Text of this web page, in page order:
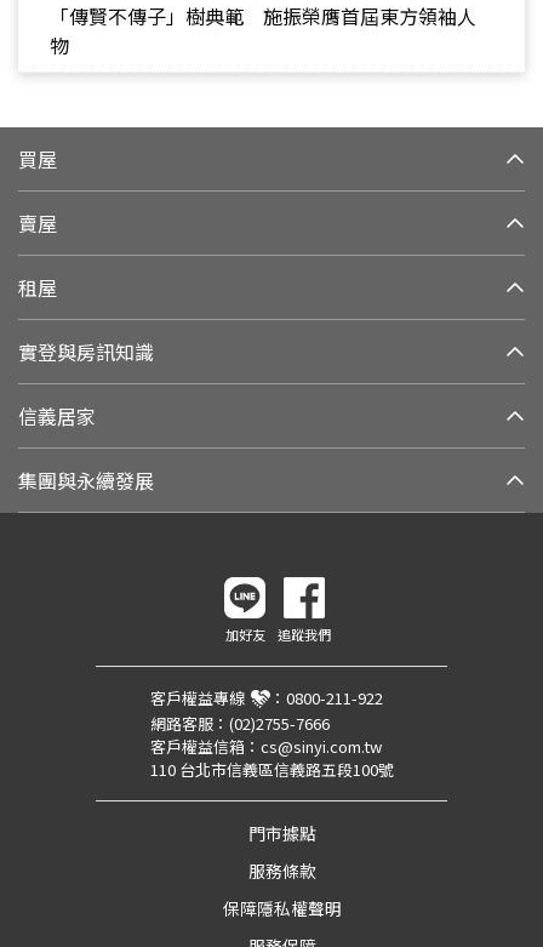
「傳賢不傳子」樹典範 施振榮膺首屆東方領袖人
物
買屋
賣屋
租屋
實登與房訊知識
信義居家
集團與永續發展
加好友 追蹤我們
客戶權益專線 ： 0800-211-922
網路客服： (02)2755-7666
客戶權益信箱： cs@sinyi.com.tw
110 台北市信義區信義路五段100號
門市據點
服務條款
保障隱私權聲明